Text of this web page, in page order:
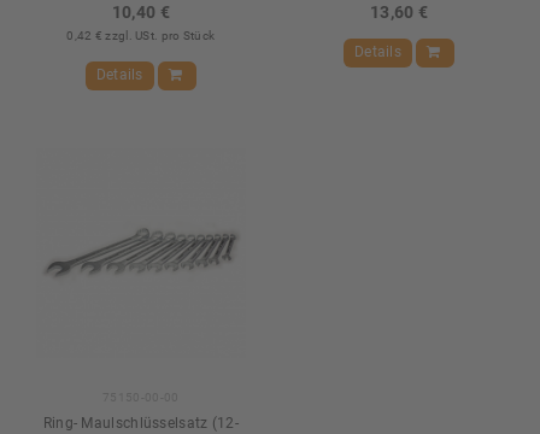
10,40 €
0,42 € zzgl. USt. pro Stück
Details
13,60 €
Details
Ring- Maulschlüsselsatz (12-